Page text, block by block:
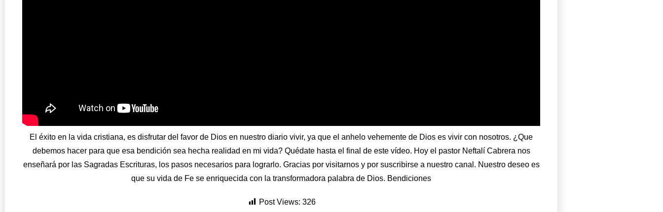
El éxito en la vida cristiana, es disfrutar del favor de Dios en nuestro diario vivir, ya que el anhelo vehemente de Dios es vivir con nosotros. ¿Que
debemos hacer para que esa bendición sea hecha realidad en mi vida? Quédate hasta el final de este vídeo. Hoy el pastor Neftalí Cabrera nos
enseñará por las Sagradas Escrituras, los pasos necesarios para lograrlo. Gracias por visitarnos y por suscribirse a nuestro canal. Nuestro deseo es
que su vida de Fe se enriquecida con la transformadora palabra de Dios. Bendiciones
Post Views: 326